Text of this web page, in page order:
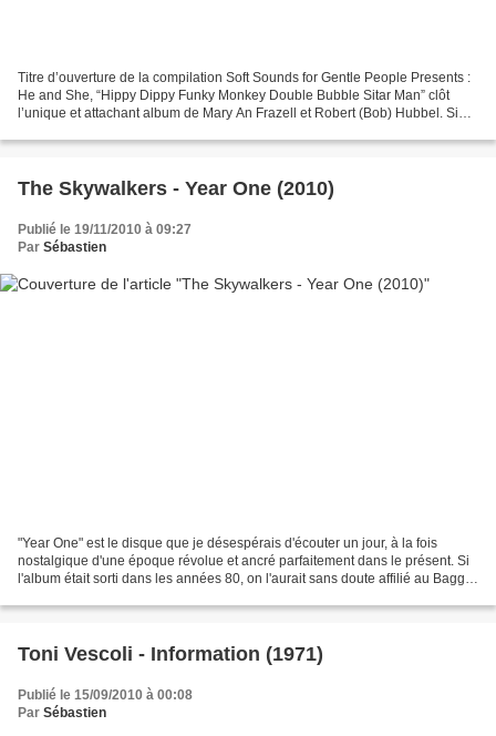
Titre d’ouverture de la compilation Soft Sounds for Gentle People Presents :
He and She, “Hippy Dippy Funky Monkey Double Bubble Sitar Man” clôt
l’unique et attachant album de Mary An Frazell et Robert (Bob) Hubbel. Si
The Skywalkers - Year One (2010)
Publié le 19/11/2010 à 09:27
Par Sébastien
"Year One" est le disque que je désespérais d'écouter un jour, à la fois
nostalgique d'une époque révolue et ancré parfaitement dans le présent. Si
l'album était sorti dans les années 80, on l'aurait sans doute affilié au Baggy
Toni Vescoli - Information (1971)
Publié le 15/09/2010 à 00:08
Par Sébastien